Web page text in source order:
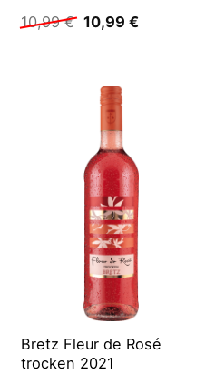
10,99€ Ursprünglicher
Preis
10,99 €Aktueller
Bretz Fleur de Rosé
trocken 2021